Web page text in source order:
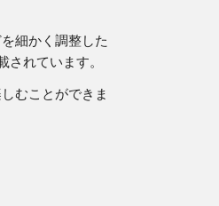
細かく調整した
されています。
むことができま